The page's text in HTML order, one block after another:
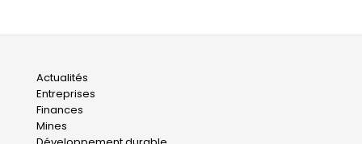
Main
navigation
Actualités
Entreprises
Finances
Mines